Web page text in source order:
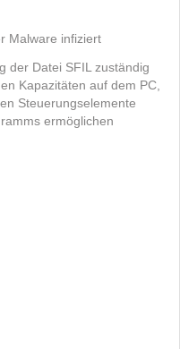
Malware infiziert
der Datei SFIL zuständig
Kapazitäten auf dem PC,
Steuerungselemente
ermöglichen